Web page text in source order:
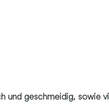
und geschmeidig,